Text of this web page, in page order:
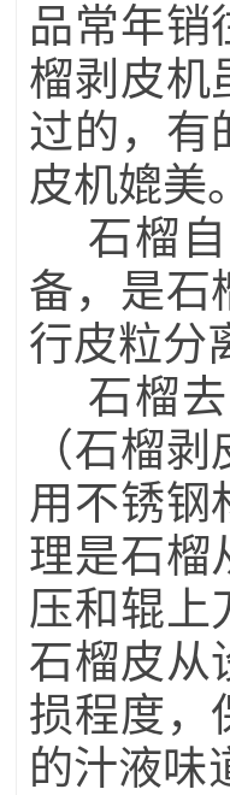
品常年销
榴剥皮机
过的，有
皮机媲美
石榴自
备，是石
行皮粒分
石榴去
（石榴
用不锈钢
理是石榴
压和辊上
石榴皮从
损程度，
的汁液味